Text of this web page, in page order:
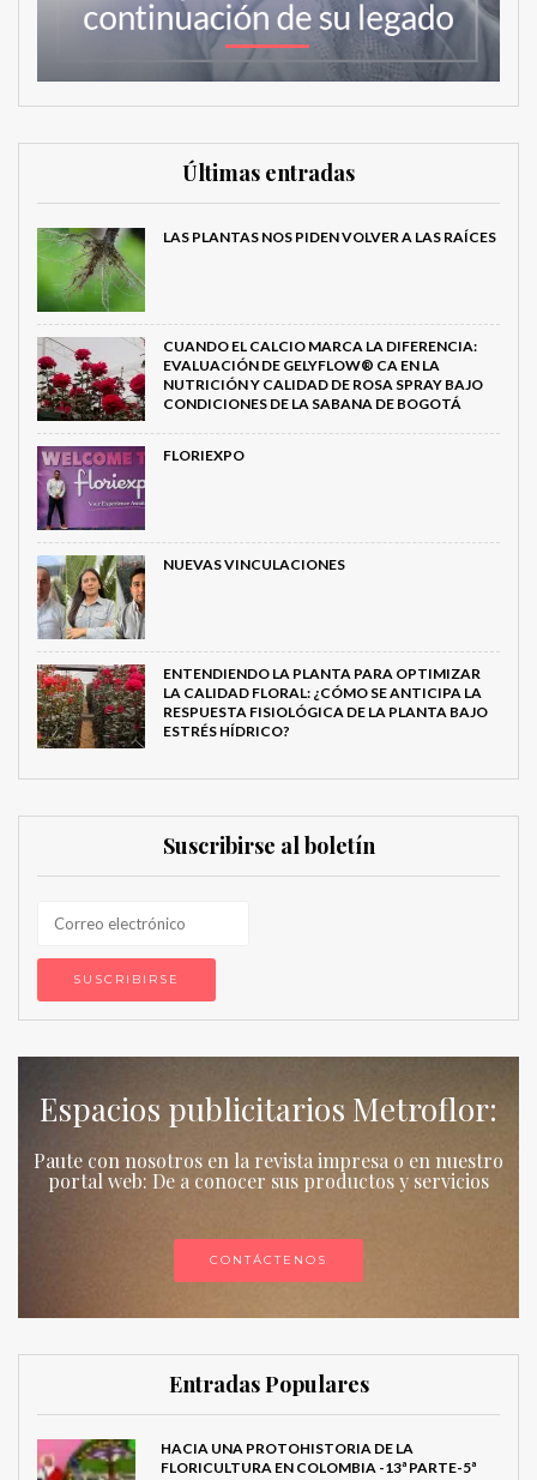
Últimas entradas
LAS PLANTAS NOS PIDEN VOLVER A LAS RAÍCES
CUANDO EL CALCIO MARCA LA DIFERENCIA:
EVALUACIÓN DE GELYFLOW® CA EN LA
NUTRICIÓN Y CALIDAD DE ROSA SPRAY BAJO
CONDICIONES DE LA SABANA DE BOGOTÁ
FLORIEXPO
NUEVAS VINCULACIONES
ENTENDIENDO LA PLANTA PARA OPTIMIZAR
LA CALIDAD FLORAL: ¿CÓMO SE ANTICIPA LA
RESPUESTA FISIOLÓGICA DE LA PLANTA BAJO
ESTRÉS HÍDRICO?
Suscribirse al boletín
Espacios publicitarios Metroflor:
Paute con nosotros en la revista impresa o en nuestro
portal web: De a conocer sus productos y servicios
CONTÁCTENOS
Entradas Populares
HACIA UNA PROTOHISTORIA DE LA
FLORICULTURA EN COLOMBIA -13ª PARTE-5ª